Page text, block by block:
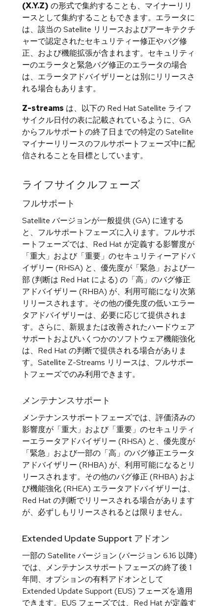
(X.Y.Z) の形式で集約することも、マイナーリリ
ースとして集約することもできます。エラータに
は、該当の Satellite リリースおよびアーキテクチ
ャーで認定されたセキュリティー修正やバグ修
正、および機能拡張が含まれます。セキュリティ
ーのエラータと緊急バグ修正のエラータの場合
は、エラータアドバイザリーとは別にリリースさ
れる場合もあります。
Z-streams は、以下の Red Hat Satellite ライフ
サイクル日付の表に記載されているように、GA
からフルサポートの終了日までの特定の Satellite
マイナーリリースのフルサポートフェーズ中に配
信されることを目標としています。
ライフサイクルフェーズ
フルサポート
Satellite バージョンが一般提供 (GA) に達する
と、フルサポートフェーズに入ります。フルサポ
ートフェーズでは、Red Hat が定義する影響度が
「重大」および「重要」のセキュリティーアドバ
イザリー (RHSA) と、優先度が「緊急」および一
部 (判断は Red Hat による) の「高」のバグ修正
アドバイザリー (RHBA) が、利用可能になり次第
リリースされます。その他の優先度の低いエラー
タアドバイザリーは、必要に応じて提供されま
す。さらに、新規または改善されたハードウェア
サポートおよびいくつかのソフトウェア機能強化
は、Red Hat の判断で提供される場合がありま
す。Satellite Z-Streams リリースは、フルサポー
トフェーズでのみ利用できます。
メンテナンスサポート
メンテナンスサポートフェーズでは、評価済みの
影響度が「重大」および「重要」のセキュリティ
ーエラータアドバイザリー (RHSA) と、優先度が
「緊急」および一部の「高」のバグ修正エラータ
アドバイザリー (RHBA) が、利用可能になるとリ
リースされます。その他のバグ修正 (RHBA) およ
び機能強化 (RHEA) エラータアドバイザリーは、
Red Hat の判断でリリースされる場合があります
が、必ずしもリリースされるとは限りません。
Extended Update Support アドオン
一部の Satellite バージョン (バージョン 6.16 以降)
では、メンテナンスサポートフェーズの終了後 1
年間、オプションの有料アドオンとして
Extended Update Support (EUS) フェーズを適用
できます。EUS フェーズでは、Red Hat が定義す